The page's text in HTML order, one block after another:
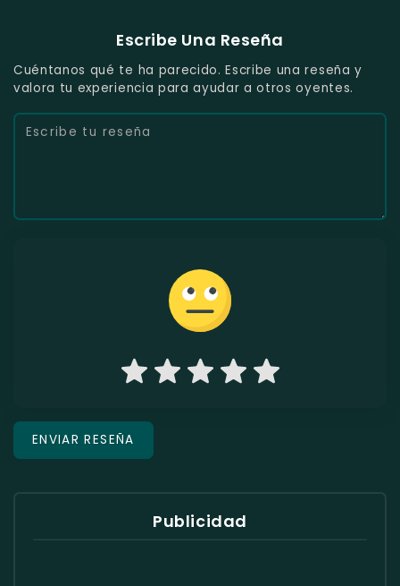
Escribe Una Reseña
Cuéntanos qué te ha parecido. Escribe una reseña y
valora tu experiencia para ayudar a otros oyentes.
Publicidad